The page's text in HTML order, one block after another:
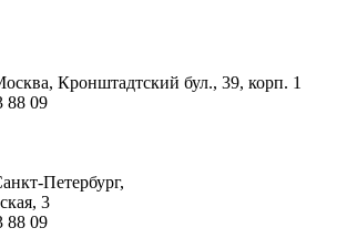
Кронштадтский бул., 39, корп. 1
88 09
Петербург,
3
88 09